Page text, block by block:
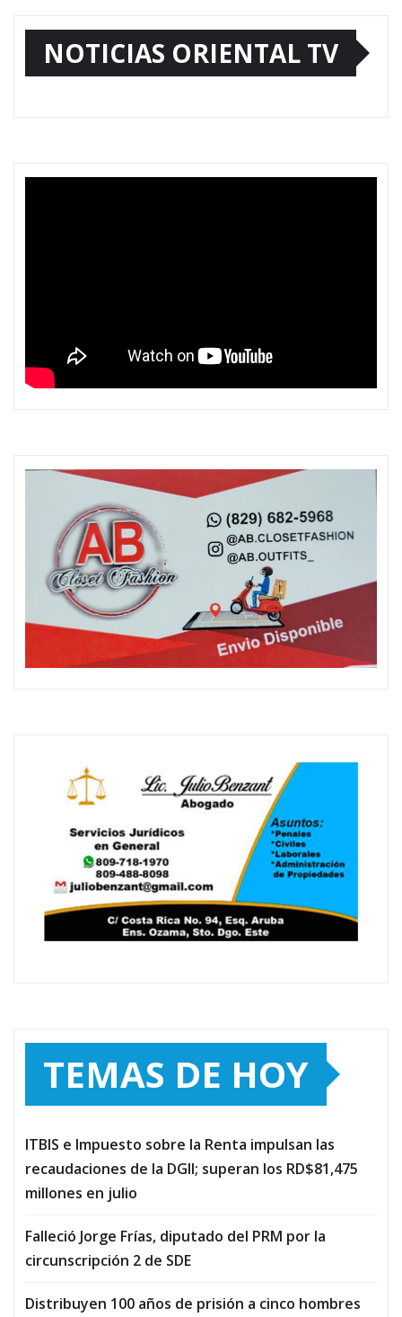
NOTICIAS ORIENTAL TV
TEMAS DE HOY
ITBIS e Impuesto sobre la Renta impulsan las
recaudaciones de la DGII; superan los RD$81,475
millones en julio
Falleció Jorge Frías, diputado del PRM por la
circunscripción 2 de SDE
Distribuyen 100 años de prisión a cinco hombres